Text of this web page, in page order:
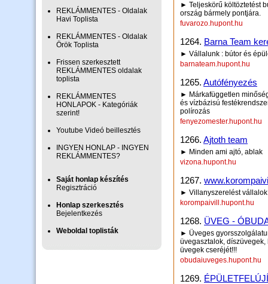
REKLÁMMENTES - Oldalak
Havi Toplista
REKLÁMMENTES - Oldalak
Örök Toplista
Frissen szerkesztett
REKLÁMMENTES oldalak
toplista
REKLÁMMENTES
HONLAPOK - Kategóriák
szerint!
Youtube Videó beillesztés
INGYEN HONLAP - INGYEN
REKLÁMMENTES?
Saját honlap készítés
Regisztráció
Honlap szerkesztés
Bejelentkezés
Weboldal toplisták
► Teljeskörű költöztetést
ország bármely pontjára.
fuvarozo.hupont.hu
1264. Barna Team
► Vállalunk : bútor és
barnateam.hupont.hu
1265. Autófényezés
► Márkafüggetlen
és vízbázisú
polírozás
fenyezomester.hupont.hu
1266. Ajtoth team
► Minden ami ajtó, ablak
vizona.hupont.hu
1267.
► Villanyszerelést
korompaivill.hupont.hu
1268. ÜVEG -
► Üveges
üvegasztalok,
üvegek cseréjét!!!
obudaiuveges.hupont.hu
1269.